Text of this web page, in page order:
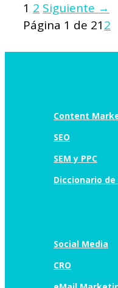
Página
1 Página
2 Siguiente →
Página 1 de 212
Content
SEO
SEM y PPC
Diccionario
Social Media
CRO